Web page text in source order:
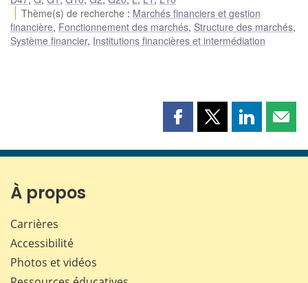
Thème(s) de recherche : Marchés financiers et gestion
financière, Fonctionnement des marchés, Structure des marchés,
Système financier, Institutions financières et intermédiation
Partager
page
Partager
page
Partager
page page
À propos
Carrières
Accessibilité
Photos et vidéos